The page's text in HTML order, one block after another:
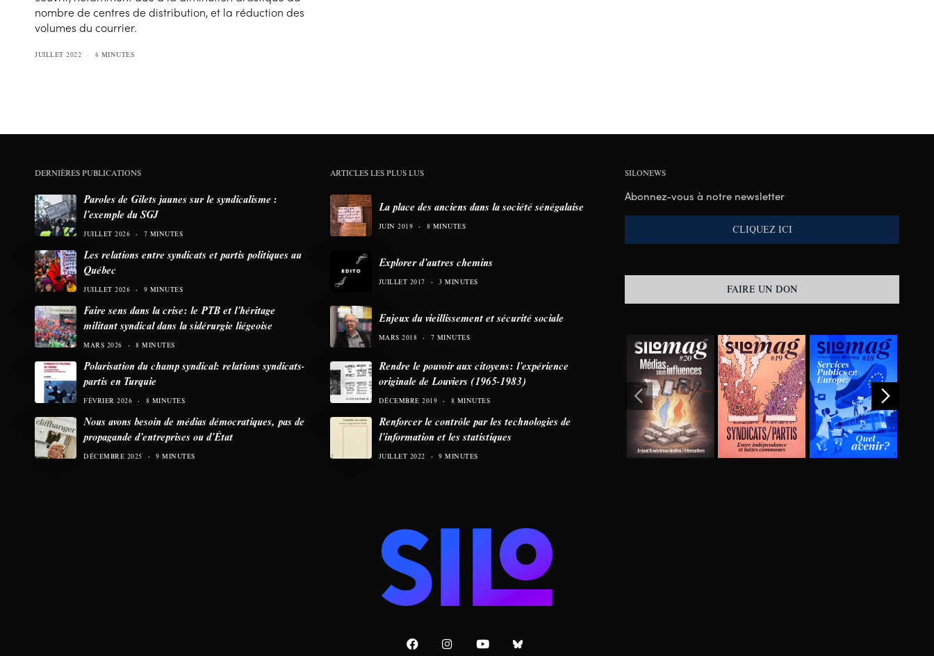
nombre de centres de distribution, et la réduction des
volumes du courrier.
JUILLET 2022 6 MINUTES
DERNIÈRES PUBLICATIONS
Paroles de Gilets jaunes sur le syndicalisme :
l’exemple du SGJ
JUILLET 2026 7 MINUTES
Les relations entre syndicats et partis politiques au
Québec
JUILLET 2026 9 MINUTES
Faire sens dans la crise: le PTB et l’héritage
militant syndical dans la sidérurgie liégeoise
MARS 2026 8 MINUTES
Polarisation du champ syndical: relations syndicats-
partis en Turquie
FÉVRIER 2026 8 MINUTES
Nous avons besoin de médias démocratiques, pas de
propagande d’entreprises ou d’État
DÉCEMBRE 2025 9 MINUTES
ARTICLES LES PLUS LUS
La place des anciens dans la société sénégalaise
JUIN 2019 8 MINUTES
Explorer d’autres chemins
JUILLET 2017 3 MINUTES
Enjeux du vieillissement et sécurité sociale
MARS 2018 7 MINUTES
Rendre le pouvoir aux citoyens: l’expérience
originale de Louviers (1965-1983)
DÉCEMBRE 2019 8 MINUTES
Renforcer le contrôle par les technologies de
l’information et les statistiques
JUILLET 2022 9 MINUTES
SILONEWS
Abonnez-vous à notre newsletter
CLIQUEZ ICI
FAIRE UN DON